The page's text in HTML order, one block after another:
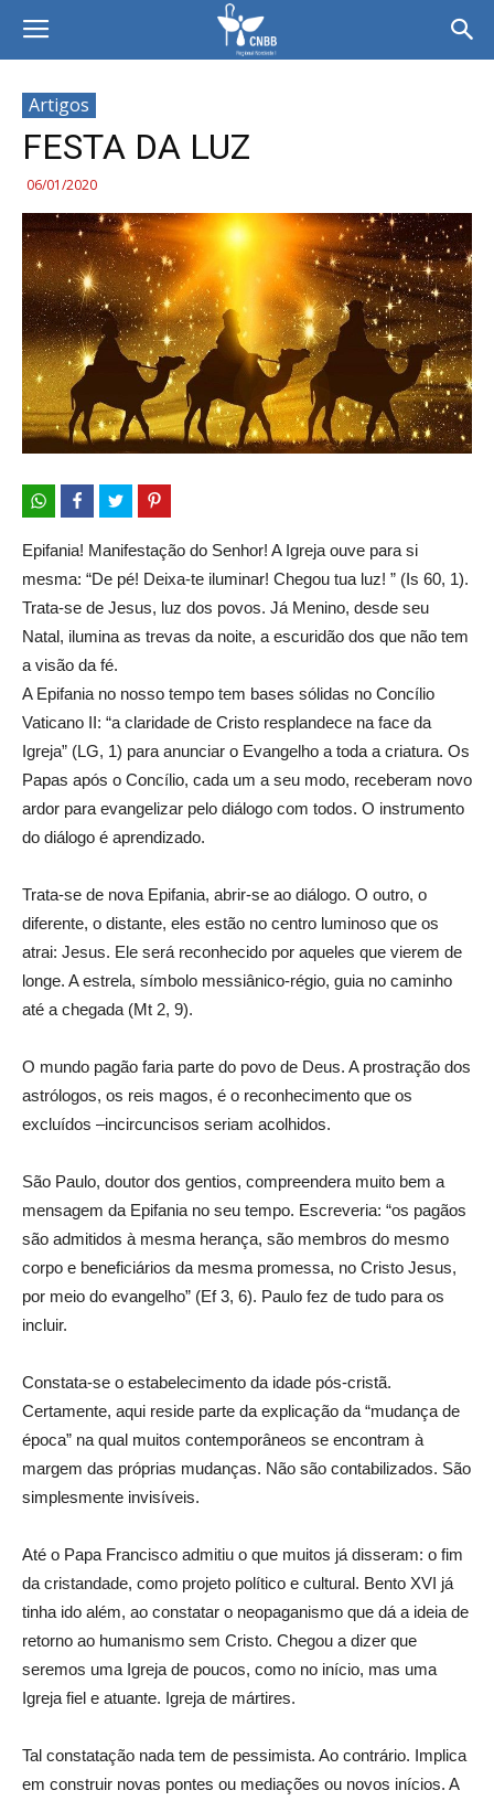
Artigos
FESTA DA LUZ
06/01/2020
Epifania! Manifestação do Senhor! A Igreja ouve para si
mesma: “De pé! Deixa-te iluminar! Chegou tua luz! ” (Is 60, 1).
Trata-se de Jesus, luz dos povos. Já Menino, desde seu
Natal, ilumina as trevas da noite, a escuridão dos que não tem
a visão da fé.
A Epifania no nosso tempo tem bases sólidas no Concílio
Vaticano II: “a claridade de Cristo resplandece na face da
Igreja” (LG, 1) para anunciar o Evangelho a toda a criatura. Os
Papas após o Concílio, cada um a seu modo, receberam novo
ardor para evangelizar pelo diálogo com todos. O instrumento
do diálogo é aprendizado.
Trata-se de nova Epifania, abrir-se ao diálogo. O outro, o
diferente, o distante, eles estão no centro luminoso que os
atrai: Jesus. Ele será reconhecido por aqueles que vierem de
longe. A estrela, símbolo messiânico-régio, guia no caminho
até a chegada (Mt 2, 9).
O mundo pagão faria parte do povo de Deus. A prostração dos
astrólogos, os reis magos, é o reconhecimento que os
excluídos –incircuncisos seriam acolhidos.
São Paulo, doutor dos gentios, compreendera muito bem a
mensagem da Epifania no seu tempo. Escreveria: “os pagãos
são admitidos à mesma herança, são membros do mesmo
corpo e beneficiários da mesma promessa, no Cristo Jesus,
por meio do evangelho” (Ef 3, 6). Paulo fez de tudo para os
incluir.
Constata-se o estabelecimento da idade pós-cristã.
Certamente, aqui reside parte da explicação da “mudança de
época” na qual muitos contemporâneos se encontram à
margem das próprias mudanças. Não são contabilizados. São
simplesmente invisíveis.
Até o Papa Francisco admitiu o que muitos já disseram: o fim
da cristandade, como projeto político e cultural. Bento XVI já
tinha ido além, ao constatar o neopaganismo que dá a ideia de
retorno ao humanismo sem Cristo. Chegou a dizer que
seremos uma Igreja de poucos, como no início, mas uma
Igreja fiel e atuante. Igreja de mártires.
Tal constatação nada tem de pessimista. Ao contrário. Implica
em construir novas pontes ou mediações ou novos inícios. A